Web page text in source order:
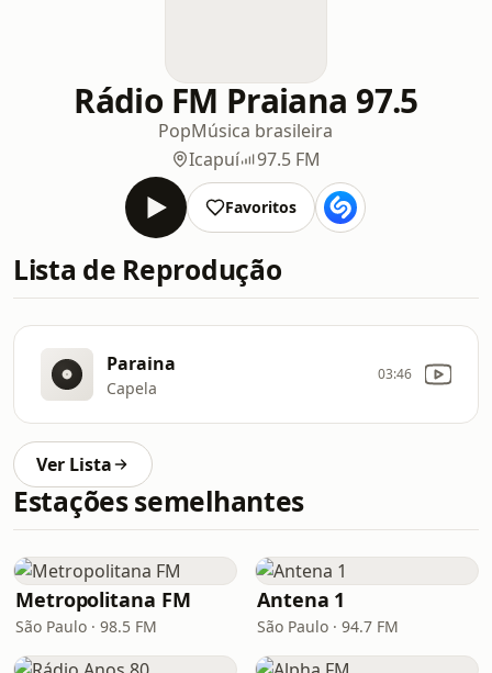
Rádio FM Praiana 97.5
PopMúsica brasileira
Icapuí
97.5 FM
Favoritos
Lista de Reprodução
Paraina
Capela
03:46
Ver Lista
Estações semelhantes
Metropolitana FM
São Paulo · 98.5 FM
Antena 1
São Paulo · 94.7 FM